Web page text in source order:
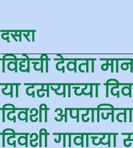
दसरा
विद्येची देवता
या दसऱ्याच्या
दिवशी
दिवशी गावाच्या